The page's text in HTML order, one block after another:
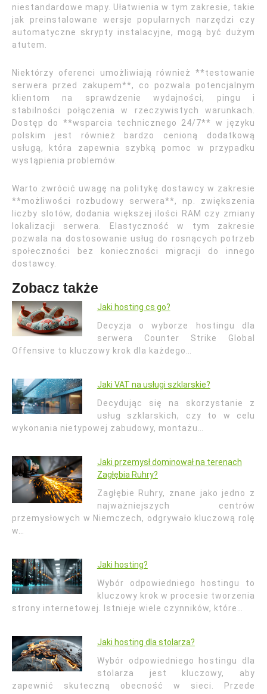
niestandardowe mapy. Ułatwienia w tym zakresie, takie
jak preinstalowane wersje popularnych narzędzi czy
automatyczne skrypty instalacyjne, mogą być dużym
atutem.
Niektórzy oferenci umożliwiają również **testowanie
serwera przed zakupem**, co pozwala potencjalnym
klientom na sprawdzenie wydajności, pingu i
stabilności połączenia w rzeczywistych warunkach.
Dostęp do **wsparcia technicznego 24/7** w języku
polskim jest również bardzo cenioną dodatkową
usługą, która zapewnia szybką pomoc w przypadku
wystąpienia problemów.
Warto zwrócić uwagę na politykę dostawcy w zakresie
**możliwości rozbudowy serwera**, np. zwiększenia
liczby slotów, dodania większej ilości RAM czy zmiany
lokalizacji serwera. Elastyczność w tym zakresie
pozwala na dostosowanie usług do rosnących potrzeb
społeczności bez konieczności migracji do innego
dostawcy.
Zobacz także
Jaki hosting cs go?
Decyzja o wyborze hostingu dla
serwera Counter Strike Global
Offensive to kluczowy krok dla każdego…
Jaki VAT na usługi szklarskie?
Decydując się na skorzystanie z
usług szklarskich, czy to w celu
wykonania nietypowej zabudowy, montażu…
Jaki przemysł dominował na terenach
Zagłębia Ruhry?
Zagłębie Ruhry, znane jako jedno z
najważniejszych centrów
przemysłowych w Niemczech, odgrywało kluczową rolę
w…
Jaki hosting?
Wybór odpowiedniego hostingu to
kluczowy krok w procesie tworzenia
strony internetowej. Istnieje wiele czynników, które…
Jaki hosting dla stolarza?
Wybór odpowiedniego hostingu dla
stolarza jest kluczowy, aby
zapewnić skuteczną obecność w sieci. Przede